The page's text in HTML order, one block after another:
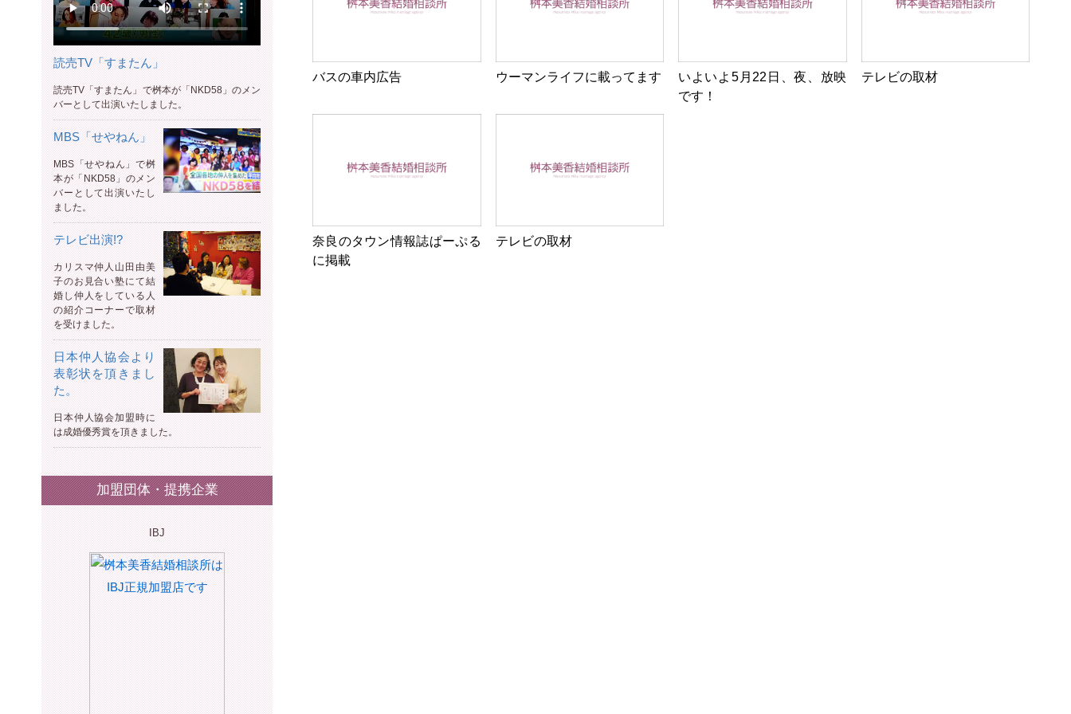
バスの車内広告 ウーマンライフに載ってます
いよいよ5月22日、夜、放映
です！
テレビの取材
奈良のタウン情報誌ぱーぷる
に掲載
テレビの取材
読売TV「すまたん」
読売TV「すまたん」で桝本が「NKD58」のメン
バーとして出演いたしました。
MBS「せやねん」
MBS「せやねん」で桝
本が「NKD58」のメン
バーとして出演いたし
ました。
テレビ出演!?
カリスマ仲人山田由美
子のお見合い塾にて結
婚し仲人をしている人
の紹介コーナーで取材
を受けました。
日本仲人協会より
表彰状を頂きまし
た。
日本仲人協会加盟時に
は成婚優秀賞を頂きました。
加盟団体・提携企業
IBJ